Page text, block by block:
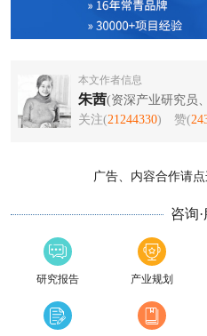
本文作者信息
朱茜(资深产业研究员
关注(21244330) 赞(
广告、内容合作请点
咨询
研究报告 产业规划